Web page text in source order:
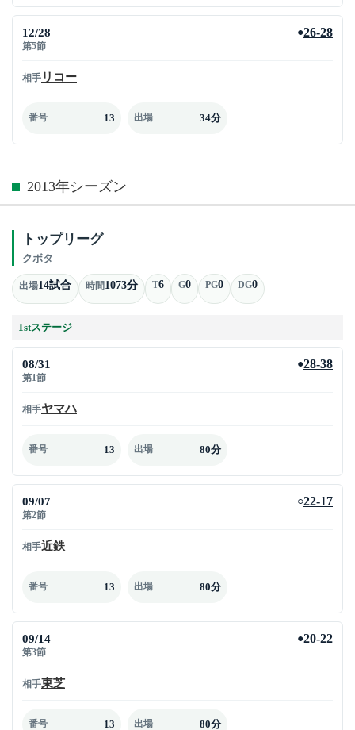
12/28
第5節
●26-28
相手 リコー
番号 13 出場 34分
2013年シーズン
トップリーグ
クボタ
出場14試合 時間1073分 T6 G0 PG0 DG0
1stステージ
08/31
第1節
●28-38
相手ヤマハ
番号 13 出場 80分
09/07
第2節
○22-17
相手近鉄
番号 13 出場 80分
09/14
第3節
●20-22
相手東芝
番号 13 出場 80分